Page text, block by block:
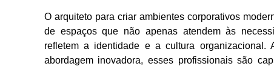
O arquiteto para criar ambientes corporativos
de espaços que não apenas atendem às
refletem a identidade e a cultura organizacional.
abordagem inovadora, esses profissionais são